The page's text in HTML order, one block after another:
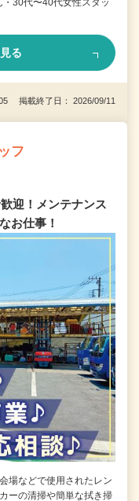
る
掲載終了日： 2026/09/11
フ
迎！メンテナンス
お仕事！
場などで使用されたレン
ーの清掃や簡単な拭き掃